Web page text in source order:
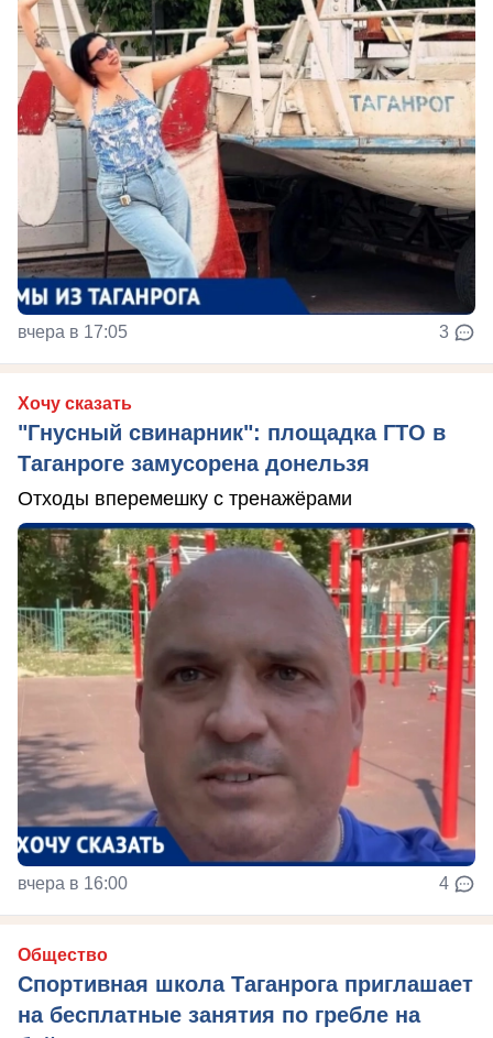
вчера в 17:05 3
Хочу сказать
"Гнусный свинарник": площадка ГТО в
Таганроге замусорена донельзя
Отходы вперемешку с тренажёрами
вчера в 16:00 4
Общество
Спортивная школа Таганрога приглашает
на бесплатные занятия по гребле на